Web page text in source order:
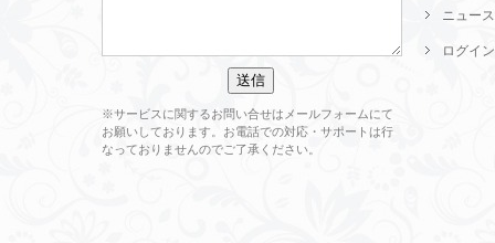
※サービスに関するお問い合せはメールフォームにて
お願いしております。お電話での対応・サポートは行
なっておりませんのでご了承ください。
ニュース
ログイン